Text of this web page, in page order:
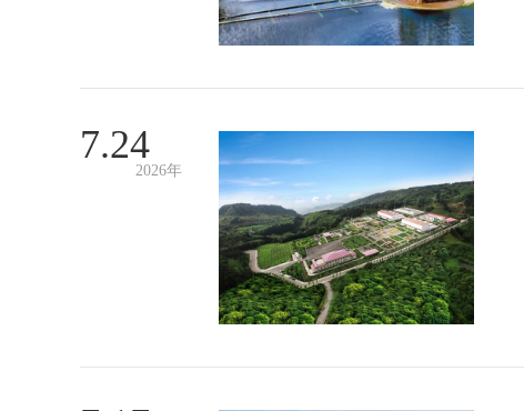
7.24
2026年